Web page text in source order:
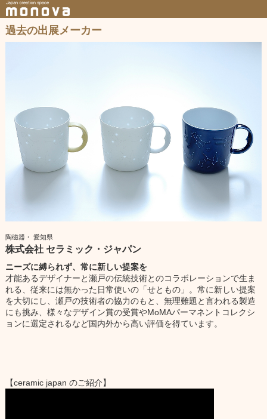
過去の出展メーカー
陶磁器・ 愛知県
株式会社 セラミック・ジャパン
ニーズに縛られず、常に新しい提案を
才能あるデザイナーと瀬戸の伝統技術とのコラボレーションで生ま
れる、従来には無かった日常使いの「せともの」。常に新しい提案
を大切にし、瀬戸の技術者の協力のもと、無理難題と言われる製造
にも挑み、様々なデザイン賞の受賞やMoMAパーマネントコレクシ
ョンに選定されるなど国内外から高い評価を得ています。
【ceramic japan のご紹介】